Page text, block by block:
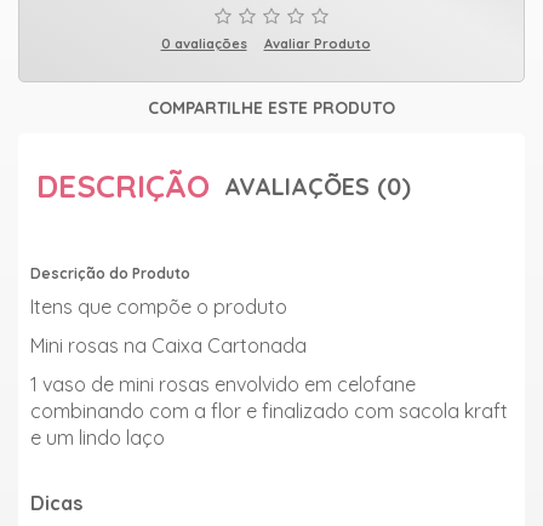
0 avaliações Avaliar Produto
COMPARTILHE ESTE PRODUTO
DESCRIÇÃO AVALIAÇÕES (0)
Descrição do Produto
Itens que compõe o produto
Mini rosas na Caixa Cartonada
1 vaso de mini rosas envolvido em celofane
combinando com a flor e finalizado com sacola kraft
e um lindo laço
Dicas